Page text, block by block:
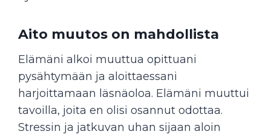
Aito muutos on mahdollista
Elämäni alkoi muuttua opittuani
pysähtymään ja aloittaessani
harjoittamaan läsnäoloa. Elämäni muuttui
tavoilla, joita en olisi osannut odottaa.
Stressin ja jatkuvan uhan sijaan aloin